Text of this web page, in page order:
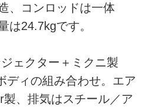
、コンロッドは一体
は24.7kgです。
ェクター＋ミクニ製
ディの組み合わせ。エア
製、排気はスチール／ア